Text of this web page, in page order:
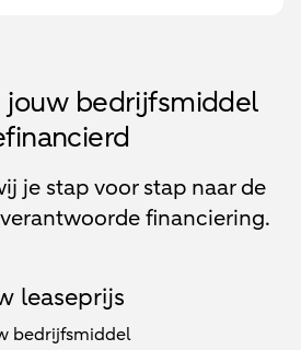
jouw bedrijfsmiddel
je stap voor stap naar de
financiering.
leaseprijs
bedrijfsmiddel